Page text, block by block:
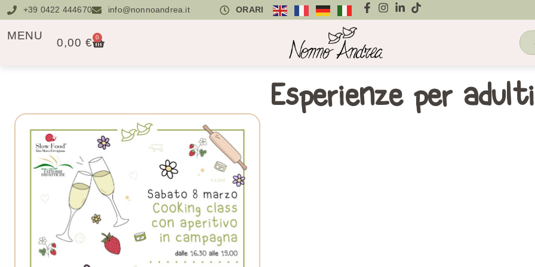
+39 0422 444670 info@nonnoandrea.it ORARI
MENU
0,00 € 0
Esperienze per adulti